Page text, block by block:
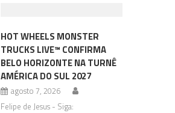
HOT WHEELS MONSTER
TRUCKS LIVE™ CONFIRMA
BELO HORIZONTE NA TURNÊ
AMÉRICA DO SUL 2027
agosto 7, 2026
Felipe de Jesus - Siga: